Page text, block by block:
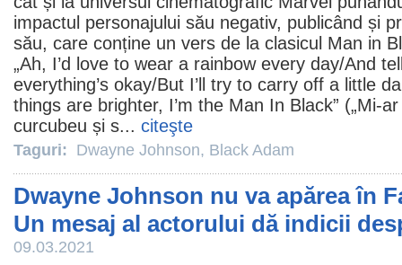
impactul personajului său negativ, publicând și
său, care conține un vers de la clasicul Man in
„Ah, I’d love to wear a rainbow every day/And
everything’s okay/But I’ll try to carry off a little
things are brighter, I’m the Man In Black” („Mi-
curcubeu și s... citeşte
Taguri: Dwayne Johnson, Black Adam
Dwayne Johnson nu va apărea în
Un mesaj al actorului dă indicii
09.03.2021